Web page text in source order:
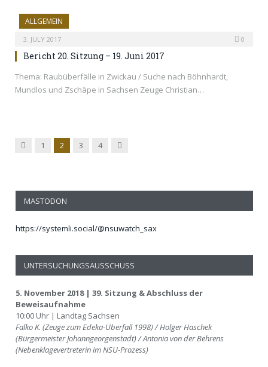
ALLGEMEIN
3. JULY 2017 0
Bericht 20. Sitzung – 19. Juni 2017
Thema: Raubüberfälle in Zwickau / Suche nach Böhnhardt,
Mundlos und Zschäpe in Sachsen Zeuge Christian…
Previous
1 2 3 4 Next
MASTODON
https://systemli.social/@nsuwatch_sax
UNTERSUCHUNGSAUSSCHUSS
5. November 2018 | 39. Sitzung & Abschluss der
Beweisaufnahme
10:00 Uhr | Landtag Sachsen
Falko K. (Zeuge zum Edeka-Überfall 1998) / Holger Haschek
(Bürgermeister Johanngeorgenstadt) / Antonia von der Behrens
(Nebenklagevertreterin im NSU-Prozess)